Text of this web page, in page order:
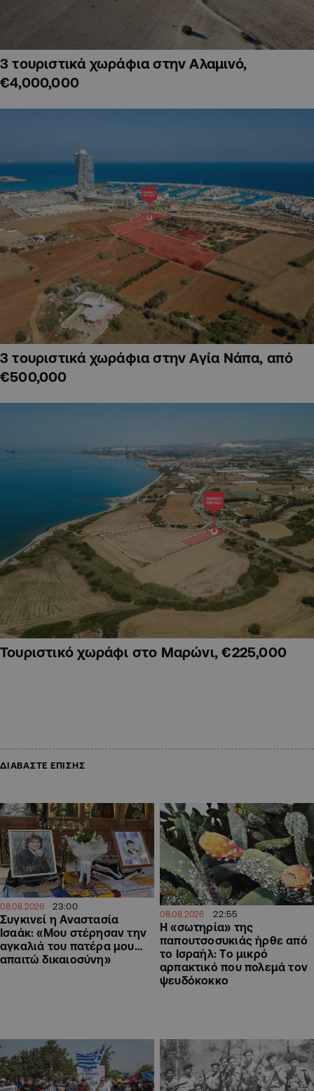
3 τουριστικά χωράφια στην Αλαμινό,
€4,000,000
3 τουριστικά χωράφια στην Αγία Νάπα, από
€500,000
Τουριστικό χωράφι στο Μαρώνι, €225,000
ΔΙΑΒΑΣΤΕ ΕΠΙΣΗΣ
08.08.2026 23:00
Συγκινεί η Αναστασία
Ισαάκ: «Μου στέρησαν την
αγκαλιά του πατέρα μου…
απαιτώ δικαιοσύνη»
08.08.2026 22:55
Η «σωτηρία» της
παπουτσοσυκιάς ήρθε από
το Ισραήλ: Το μικρό
αρπακτικό που πολεμά τον
ψευδόκοκκο